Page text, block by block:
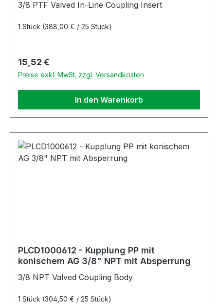
3/8 PTF Valved In-Line Coupling Insert
1 Stück (388,00 € / 25 Stück)
Regulärer Preis:
15,52 €
Preise exkl. MwSt. zzgl. Versandkosten
In den Warenkorb
PLCD1000612 - Kupplung PP mit
konischem AG 3/8" NPT mit Absperrung
3/8 NPT Valved Coupling Body
1 Stück (304,50 € / 25 Stück)